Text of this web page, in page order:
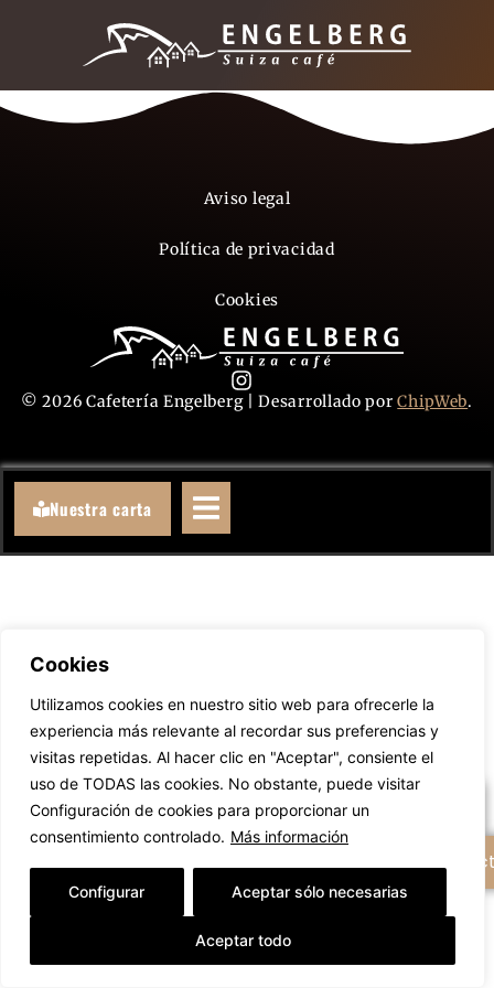
Cookies
Utilizamos cookies en nuestro sitio web para ofrecerle la
experiencia más relevante al recordar sus preferencias y
visitas repetidas. Al hacer clic en "Aceptar", consiente el
uso de TODAS las cookies. No obstante, puede visitar
Configuración de cookies para proporcionar un
consentimiento controlado. Más información
Configurar Aceptar sólo necesarias
Aceptar todo
© 2026 Cafetería Engelberg | Desarrollado porChipWeb.
Aviso legal
Política de privacidad
Cookies
Nuestra carta
Llámanos
WhatsAppeanos
Escríbenos un email
+ Opciones de